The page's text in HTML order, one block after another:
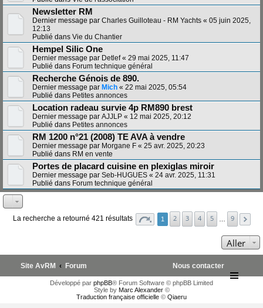
Newsletter RM
Dernier message par Charles Guilloteau - RM Yachts « 05 juin 2025,
12:13
Publié dans Vie du Chantier
Hempel Silic One
Dernier message par Detlef« 29 mai 2025, 11:47
Publié dans Forum technique général
Recherche Génois de 890.
Dernier message par Mich « 22 mai 2025, 05:54
Publié dans Petites annonces
Location radeau survie 4p RM890 brest
Dernier message par AJJLP « 12 mai 2025, 20:12
Publié dans Petites annonces
RM 1200 n°21 (2008) TE AVA à vendre
Dernier message par Morgane F « 25 avr. 2025, 20:23
Publié dans RM en vente
Portes de placard cuisine en plexiglas miroir
Dernier message par Seb-HUGUES « 24 avr. 2025, 11:31
Publié dans Forum technique général
La recherche a retourné 421 résultats 1 2 3 4 5 9
Aller
Site AvRM Forum Nous contacter
Développé par phpBB® Forum Software © phpBB Limited
Style by Marc Alexander©
Traduction française officielle © Qiaeru